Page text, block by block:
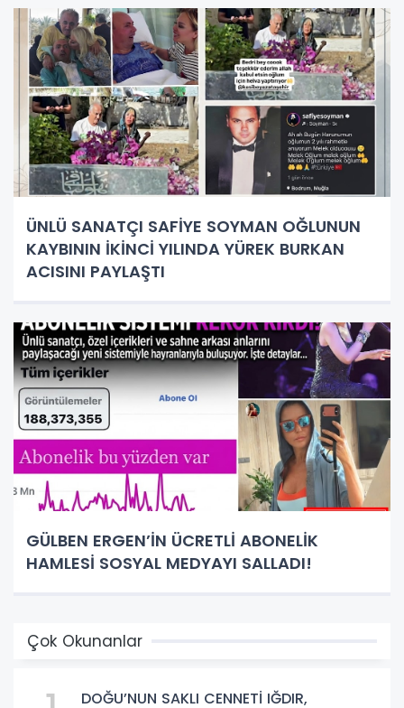
ÜNLÜ SANATÇI SAFİYE SOYMAN OĞLUNUN
KAYBININ İKİNCİ YILINDA YÜREK BURKAN
ACISINI PAYLAŞTI
GÜLBEN ERGEN’İN ÜCRETLİ ABONELİK
HAMLESİ SOSYAL MEDYAYI SALLADI!
Çok Okunanlar
DOĞU’NUN SAKLI CENNETİ IĞDIR,